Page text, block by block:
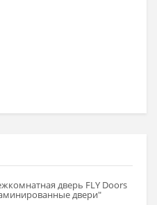
дверь FLY Doors
двери"